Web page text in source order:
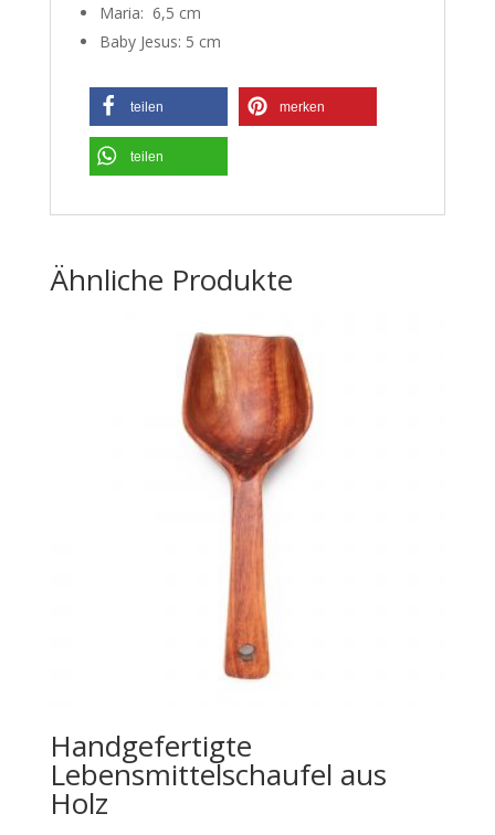
Maria: 6,5 cm
Baby Jesus: 5 cm
teilen merken
teilen
Ähnliche Produkte
Handgefertigte
Lebensmittelschaufel aus
Holz